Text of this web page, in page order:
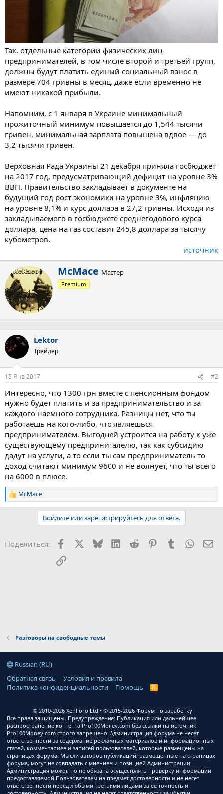
Так, отдельные категории физических лиц-
предпринимателей, в том числе второй и третьей групп,
должны будут платить единый социальный взнос в
размере 704 гривны в месяц, даже если временно не
имеют никакой прибыли.
Напомним, с 1 января в Украине минимальный
прожиточный минимум повышается до 1,544 тысячи
гривен, минимальная зарплата повышена вдвое — до
3,2 тысячи гривен.
Верховная Рада Украины 21 декабря приняла госбюджет
на 2017 год, предусматривающий дефицит на уровне 3%
ВВП. Правительство закладывает в документе на
будущий год рост экономики на уровне 3%, инфляцию
на уровне 8,1% и курс доллара в 27,2 гривны. Исходя из
закладываемого в госбюджете среднегодового курса
доллара, цена на газ составит 245,8 доллара за тысячу
кубометров.
источник
А
в
т
McMace Мастер
Premium
Lektor
Трейдер
15 Янв 2017 #2
Интересно, что 1300 грн вместе с пенсионным фондом
нужно будет платить и за предпринимательство и за
каждого наемного сотрудника. Разницы нет, что ты
работаешь на кого-либо, что являешься
предпринимателем. Выгодней устроится на работу к уже
существующему предприниталелю, так как субсидию
дадут на услуги, а то если ты сам предприниматель то
доход считают минимум 9600 и не волнует, что ты всего
на 6000 в плюсе.
Р
е
и
McMace
Войдите или зарегистрируйтесь для ответа.
Поделиться: Facebook BlueskyLinkedIn
Reddit PinterestTumblr
Ссылка
Разговоры на свободные темы
Russian (RU)
Обратная связь
Условия и правила
Политика конфиденциальности
Помощь
R
© 2010-2026 XenForo Ltd
© 2015-2026 Форум по заработку
Все права защищены. Предупреждение: Публикация или дальнейшее
распространение контента Pro100Money.com без ссылки на источник
Pro100Money.com строго запрещено. Администрация форума не несет
ответственности за содержание рекламных материалов и информационных
статей, комментариев и записей пользователей, которые размещены на
страницах форума. Мысли авторов публикаций, размещенные на страницах
форума, могут не совпадать с мнением и позицией Администрации.
Администрация может, но не обязана осуществлять проверку информации
предоставляемой Пользователем на предмет достоверности и не несет
ответственности перед любыми третьими лицами за ее точность и